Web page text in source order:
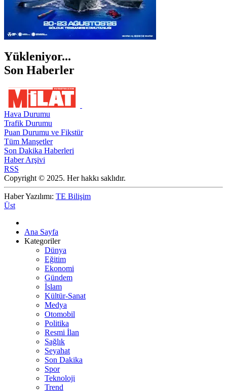
Yükleniyor...
Son Haberler
Hava Durumu
Trafik Durumu
Puan Durumu ve Fikstür
Tüm Manşetler
Son Dakika Haberleri
Haber Arşivi
RSS
Copyright © 2025. Her hakkı saklıdır.
Haber Yazılımı: TE Bilişim
Üst
Ana Sayfa
Kategoriler
Dünya
Eğitim
Ekonomi
Gündem
İslam
Kültür-Sanat
Medya
Otomobil
Politika
Resmi İlan
Sağlık
Seyahat
Son Dakika
Spor
Teknoloji
Trend